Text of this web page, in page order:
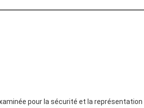
pour la sécurité et la